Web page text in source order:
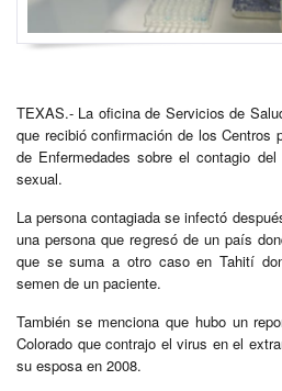
TEXAS.- La oficina de Servicios de
que recibió confirmación de los Centros
de Enfermedades sobre el contagio
sexual.
La persona contagiada se infectó
una persona que regresó de un país
que se suma a otro caso en Tahití
semen de un paciente.
También se menciona que hubo un
Colorado que contrajo el virus en el
su esposa en 2008.